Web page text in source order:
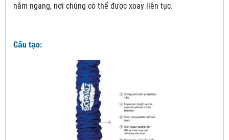
nằm ngang, nơi chúng có thể được xoay liên tục.
Cấu tạo: